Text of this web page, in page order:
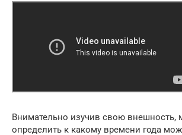
Внимательно изучив свою внешность,
определить к какому времени года